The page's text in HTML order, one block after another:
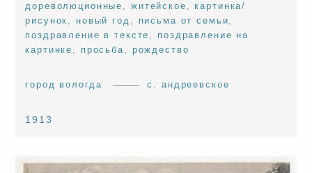
дореволюционные , житейское ,картинка/
рисунок , новый год , письма от семьи,
поздравление в тексте , поздравление на
картинке , просьба, рождество
город вологда с. андреевское
1913